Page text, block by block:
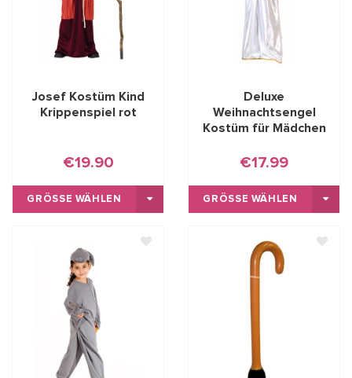
Josef Kostüm Kind
Krippenspiel rot
€19.90
GRÖSSE WÄHLEN
Deluxe
Weihnachtsengel
Kostüm für Mädchen
€17.99
GRÖSSE WÄHLEN